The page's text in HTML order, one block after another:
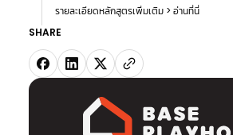
รายละเอียดหลักสูตรเพิ่มเติม > อ่านที่นี่
SHARE